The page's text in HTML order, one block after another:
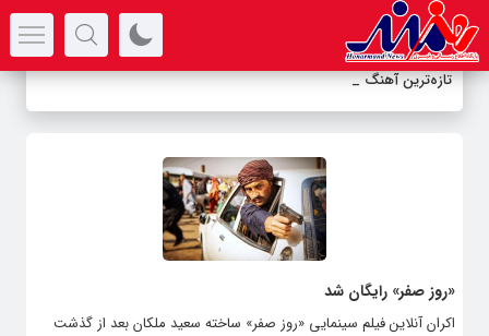
تازه‌ترین آهنگ علی-
«روز صفر» رایگان شد
اکران آنلاین فیلم سینمایی «روز صفر» ساخته سعید ملکان بعد از گذشت